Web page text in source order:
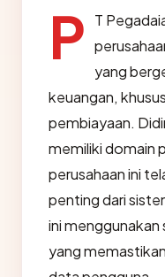
P
T
yang
keuangan,
pembiayaan.
memiliki domain
perusahaan ini
penting dari
ini
yang